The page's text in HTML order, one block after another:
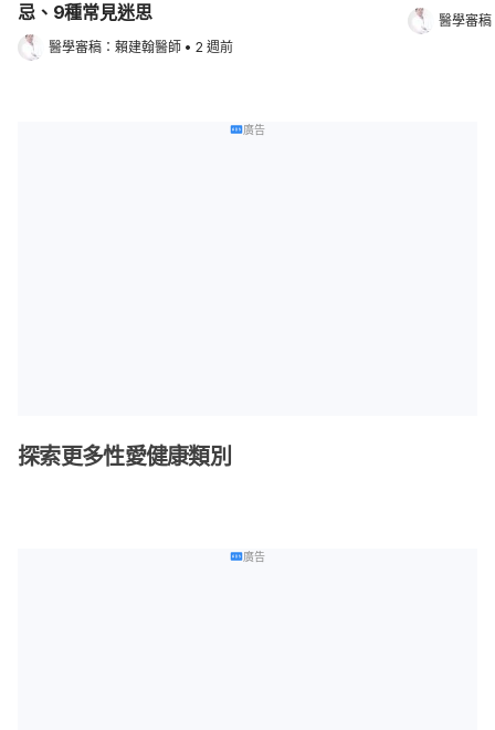
忌、9種常見迷思
醫學審稿： 賴建翰醫師 • 2 週前
醫學審稿
廣告
探索更多性愛健康類別
廣告